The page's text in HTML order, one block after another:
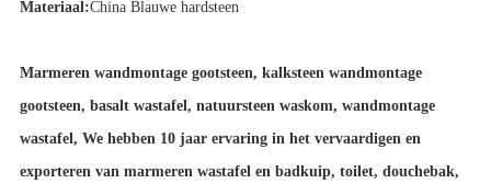
Materiaal:China Blauwe hardsteen
Marmeren wandmontage gootsteen, kalksteen wandmontage
gootsteen, basalt wastafel, natuursteen waskom, wandmontage
wastafel, We hebben 10 jaar ervaring in het vervaardigen en
exporteren van marmeren wastafel en badkuip, toilet, douchebak,